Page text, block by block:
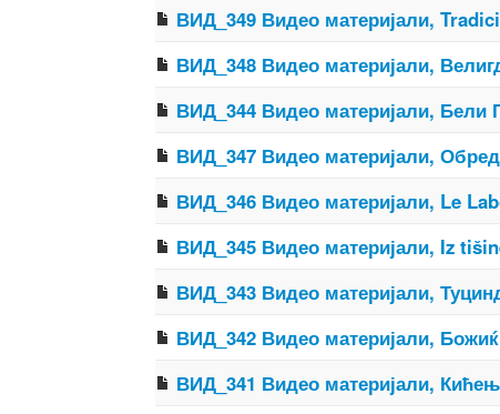
ВИД_349 Видео материјали,
ВИД_348 Видео материјали,
ВИД_344 Видео материјали, Бели
ВИД_347 Видео материјали,
ВИД_346 Видео материјали, Le
ВИД_345 Видео материјали, Iz
ВИД_343 Видео материјали,
ВИД_342 Видео материјали,
ВИД_341 Видео материјали,